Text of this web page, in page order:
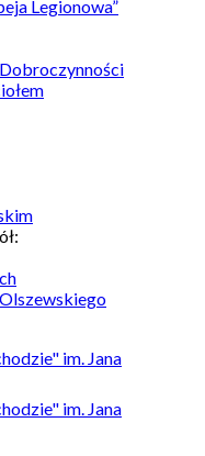
Legionowa”